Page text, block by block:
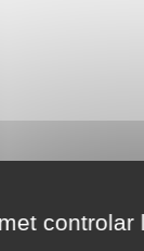
controlar